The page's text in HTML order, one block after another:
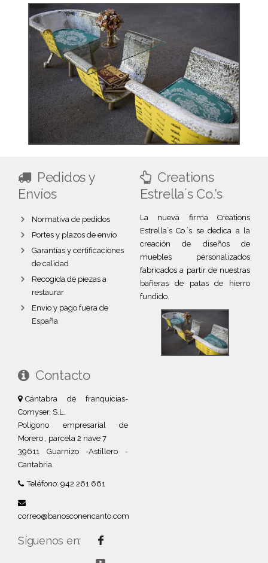
Pedidos y
Envíos
Normativa de pedidos
Portes y plazos de envío
Garantías y certificaciones
de calidad
Recogida de piezas a
restaurar
Envío y pago fuera de
España
Creations
Estrella´s Co.'s
La nueva firma Creations
Estrella´s Co.´s se dedica a la
creación de diseños de
muebles personalizados
fabricados a partir de nuestras
bañeras de patas de hierro
fundido.
Contacto
Cántabra de franquicias-
Comyser, S.L.
Poligono empresarial de
Morero , parcela 2 nave 7
39611 Guarnizo -Astillero -
Cantabria.
Teléfono: 942 261 661
correo@banosconencanto.com
Síguenos en: